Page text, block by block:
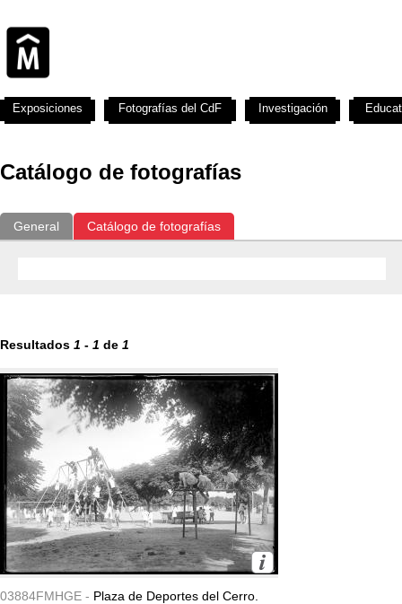
Catálogo de fotografías
General Catálogo de fotografías
Resultados 1 - 1 de 1
03884FMHGE - Plaza de Deportes del Cerro.
Exposiciones Fotografías del CdF Investigación